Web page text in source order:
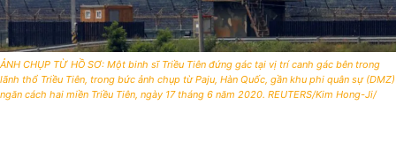
ẢNH CHỤP TỪ HỒ SƠ: Một binh sĩ Triều Tiên đứng gác tại vị trí canh gác bên trong
lãnh thổ Triều Tiên, trong bức ảnh chụp từ Paju, Hàn Quốc, gần khu phi quân sự (DMZ)
ngăn cách hai miền Triều Tiên, ngày 17 tháng 6 năm 2020. REUTERS/Kim Hong-Ji/